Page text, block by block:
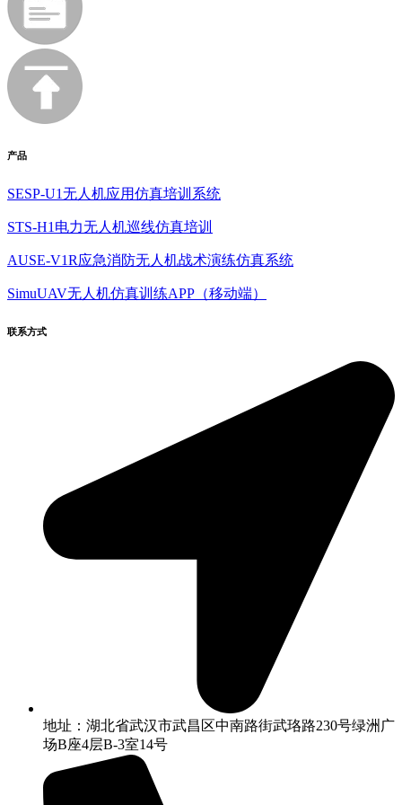
产品
SESP-U1无人机应用仿真培训系统
STS-H1电力无人机巡线仿真培训
AUSE-V1R应急消防无人机战术演练仿真系统
SimuUAV无人机仿真训练APP（移动端）
联系方式
地址：湖北省武汉市武昌区中南路街武珞路230号绿洲广
场B座4层B-3室14号